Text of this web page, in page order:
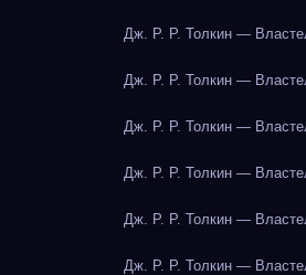
Дж. Р. Р. Толкин —
Дж. Р. Р. Толкин —
Дж. Р. Р. Толкин —
Дж. Р. Р. Толкин —
Дж. Р. Р. Толкин —
Дж. Р. Р. Толкин —